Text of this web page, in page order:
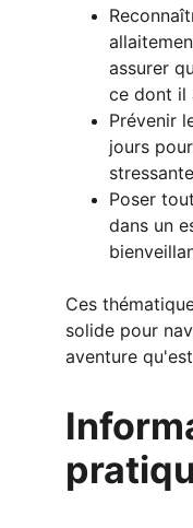
assurer
ce dont il
Prévenir
jours
Poser
dans un
Ces
solide pour
aventure